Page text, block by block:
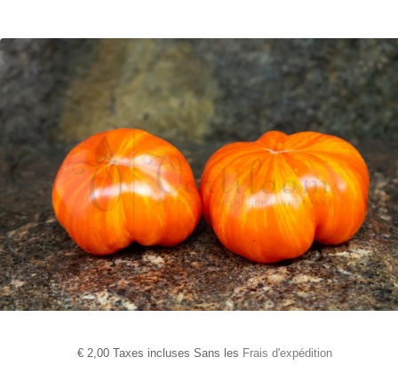
€2,00 Taxes incluses Sans les Frais d'expédition